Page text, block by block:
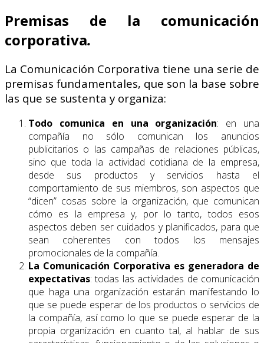
Premisas de la comunicación
corporativa.
La Comunicación Corporativa tiene una serie de
premisas fundamentales, que son la base sobre
las que se sustenta y organiza:
Todo comunica en una organización: en una
compañía no sólo comunican los anuncios
publicitarios o las campañas de relaciones públicas,
sino que toda la actividad cotidiana de la empresa,
desde sus productos y servicios hasta el
comportamiento de sus miembros, son aspectos que
“dicen” cosas sobre la organización, que comunican
cómo es la empresa y, por lo tanto, todos esos
aspectos deben ser cuidados y planificados, para que
sean coherentes con todos los mensajes
promocionales de la compañía.
La Comunicación Corporativa es generadora de
expectativas: todas las actividades de comunicación
que haga una organización estarán manifestando lo
que se puede esperar de los productos o servicios de
la compañía, así como lo que se puede esperar de la
propia organización en cuanto tal, al hablar de sus